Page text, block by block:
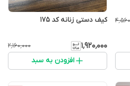
کیف دستی زنانه کد ۱۷۵
۱٬۹۲۰٬۰۰۰ ۲٬۱۶۰٬۰۰۰
افزودن به سبد